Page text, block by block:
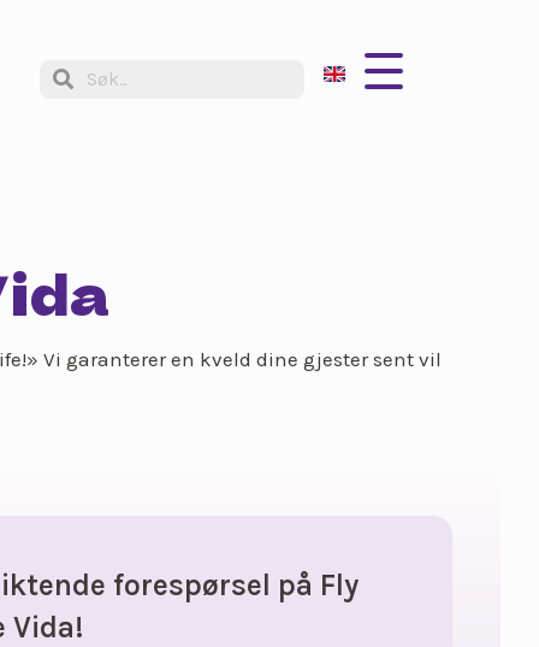
Vi garanterer en kveld dine gjester sent vil
forespørsel på Fly
Vida!